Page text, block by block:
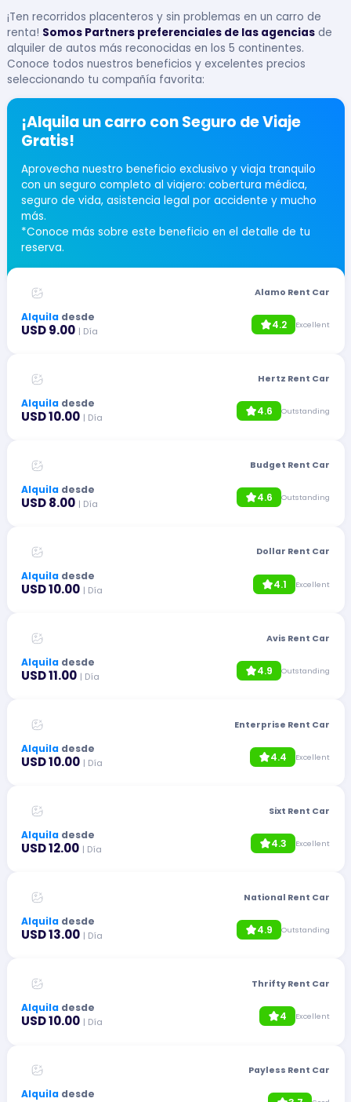
¡Ten recorridos placenteros y sin problemas en un carro de
renta! Somos Partners preferenciales de las agenciasde
alquiler de autos más reconocidas en los 5 continentes.
Conoce todos nuestros beneficios y excelentes precios
seleccionando tu compañía favorita:
¡Alquila un carro con Seguro de Viaje
Gratis!
Aprovecha nuestro beneficio exclusivo y viaja tranquilo
con un seguro completo al viajero: cobertura médica,
seguro de vida, asistencia legal por accidente y mucho
más.
*Conoce más sobre este beneficio en el detalle de tu
reserva.
Alamo Rent Car
Alquila desde
USD 9.00 | Día 4.2 Excellent
Hertz Rent Car
Alquila desde
USD 10.00 | Día 4.6 Outstanding
Budget Rent Car
Alquila desde
USD 8.00 | Día 4.6 Outstanding
Dollar Rent Car
Alquila desde
USD 10.00 | Día 4.1 Excellent
Avis Rent Car
Alquila desde
USD 11.00 | Día 4.9 Outstanding
Enterprise Rent Car
Alquila desde
USD 10.00 | Día 4.4 Excellent
Sixt Rent Car
Alquila desde
USD 12.00 | Día 4.3 Excellent
National Rent Car
Alquila desde
USD 13.00 | Día 4.9 Outstanding
Thrifty Rent Car
Alquila desde
USD 10.00 | Día 4 Excellent
Payless Rent Car
Alquila desde